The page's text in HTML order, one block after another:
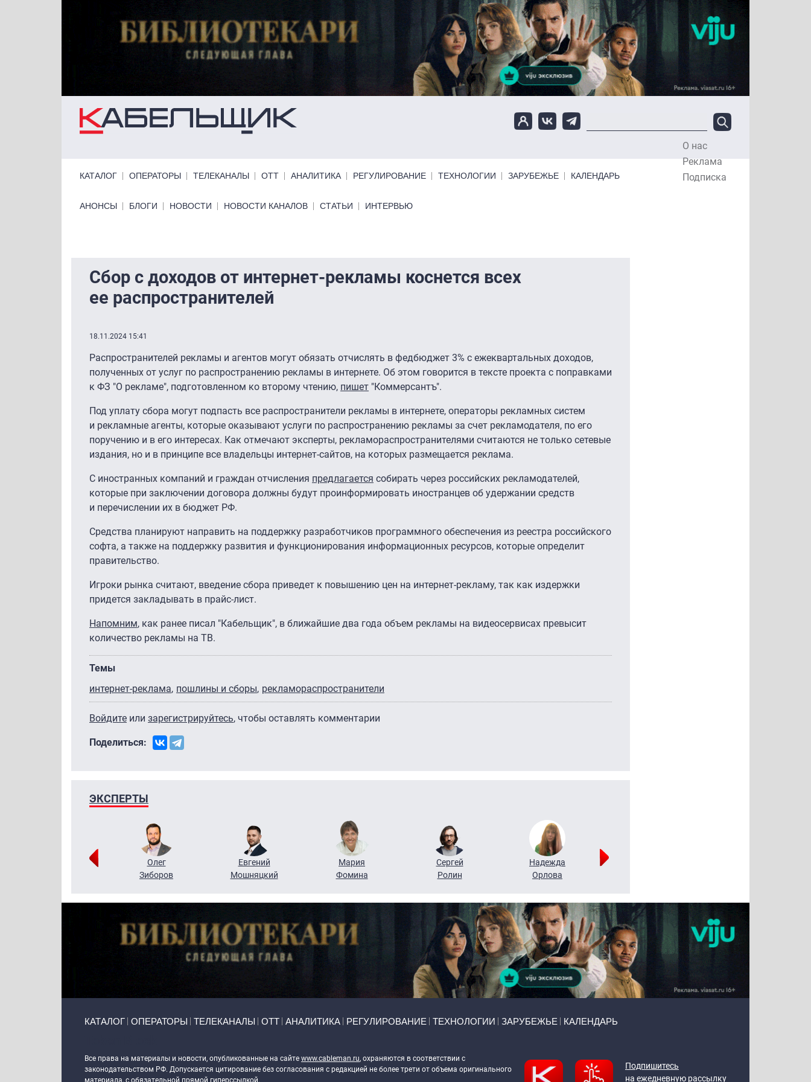
О нас
Реклама
Подписка
КАТАЛОГ ОПЕРАТОРЫ ТЕЛЕКАНАЛЫ ОТТ АНАЛИТИКА РЕГУЛИРОВАНИЕ ТЕХНОЛОГИИ ЗАРУБЕЖЬЕ КАЛЕНДАРЬ
Primary links bottom
АНОНСЫ БЛОГИ НОВОСТИ НОВОСТИ КАНАЛОВ СТАТЬИ ИНТЕРВЬЮ
Сбор с доходов от интернет-рекламы коснется всех
ее распространителей
18.11.2024 15:41
Распространителей рекламы и агентов могут обязать отчислять в федбюджет 3% с ежеквартальных доходов,
полученных от услуг по распространению рекламы в интернете. Об этом говорится в тексте проекта с поправками
к ФЗ "О рекламе", подготовленном ко второму чтению, пишет "Коммерсантъ".
Под уплату сбора могут подпасть все распространители рекламы в интернете, операторы рекламных систем
и рекламные агенты, которые оказывают услуги по распространению рекламы за счет рекламодателя, по его
поручению и в его интересах. Как отмечают эксперты, рекламораспространителями считаются не только сетевые
издания, но и в принципе все владельцы интернет-сайтов, на которых размещается реклама.
С иностранных компаний и граждан отчисления предлагается собирать через российских рекламодателей,
которые при заключении договора должны будут проинформировать иностранцев об удержании средств
и перечислении их в бюджет РФ.
Средства планируют направить на поддержку разработчиков программного обеспечения из реестра российского
софта, а также на поддержку развития и функционирования информационных ресурсов, которые определит
правительство.
Игроки рынка считают, введение сбора приведет к повышению цен на интернет-рекламу, так как издержки
придется закладывать в прайс-лист.
Напомним, как ранее писал "Кабельщик", в ближайшие два года объем рекламы на видеосервисах превысит
количество рекламы на ТВ.
Темы
интернет-реклама пошлины и сборы рекламораспространители
Войдите или зарегистрируйтесь, чтобы оставлять комментарии
Поделиться:
ЭКСПЕРТЫ
Олег
Зиборов
Евгений
Мошняцкий
Мария
Фомина
Сергей
Ролин
Надежда
Орлова
КАТАЛОГ ОПЕРАТОРЫ ТЕЛЕКАНАЛЫ ОТТ АНАЛИТИКА РЕГУЛИРОВАНИЕ ТЕХНОЛОГИИ ЗАРУБЕЖЬЕ КАЛЕНДАРЬ
Все права на материалы и новости, опубликованные на сайте www.cableman.ru, охраняются в соответствии с
законодательством РФ. Допускается цитирование без согласования с редакцией не более трети от объема оригинального
материала, с обязательной прямой гиперссылкой.
Подпишитесь
на ежедневную рассылку